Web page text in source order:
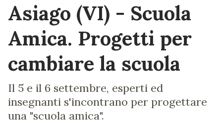
Asiago (VI) - Scuola
Amica. Progetti per
cambiare la scuola
Il 5 e il 6 settembre, esperti ed
insegnanti s'incontrano per progettare
una "scuola amica".